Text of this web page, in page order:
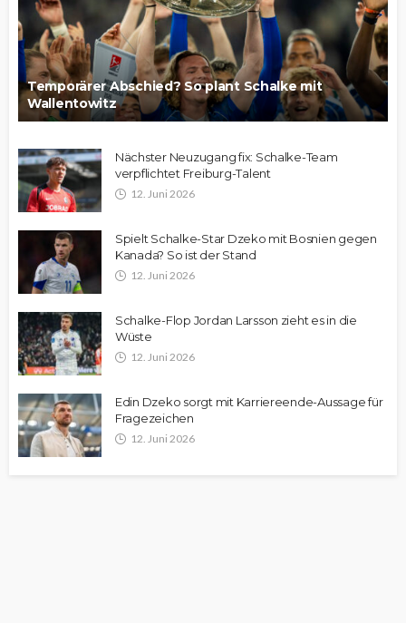
Temporärer Abschied? So plant Schalke mit
Wallentowitz
Nächster Neuzugang fix: Schalke-Team
verpflichtet Freiburg-Talent
12. Juni 2026
Spielt Schalke-Star Dzeko mit Bosnien gegen
Kanada? So ist der Stand
12. Juni 2026
Schalke-Flop Jordan Larsson zieht es in die
Wüste
12. Juni 2026
Edin Dzeko sorgt mit Karriereende-Aussage für
Fragezeichen
12. Juni 2026